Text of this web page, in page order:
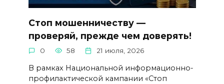
Стоп мошенничеству —
проверяй, прежде чем доверять!
0 58 21 июля, 2026
В рамках Национальной информационно-
профилактической кампании «Стоп